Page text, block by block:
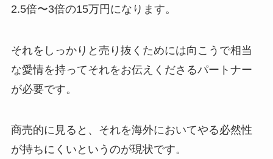
2.5倍〜3倍の15万円になります。
それをしっかりと売り抜くためには向こうで相当
な愛情を持ってそれをお伝えくださるパートナー
が必要です。
商売的に見ると、それを海外においてやる必然性
が持ちにくいというのが現状です。